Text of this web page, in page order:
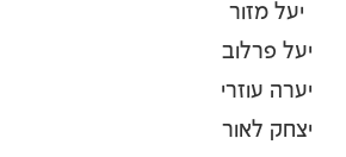
יעל מזור
יעל פרלוב
יערה עוזרי
יצחק לאור